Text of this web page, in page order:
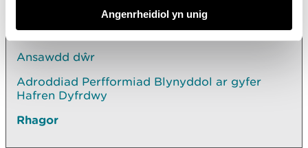
Angenrheidiol yn unig
Yn yr adran hon hefyd
Cynlluniau rheoli basn afon
Ansawdd dŵr
Adroddiad Perfformiad Blynyddol ar gyfer
Hafren Dyfrdwy
Rhagor